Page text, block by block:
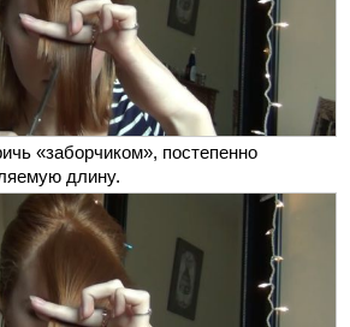
«заборчиком», постепенно
длину.